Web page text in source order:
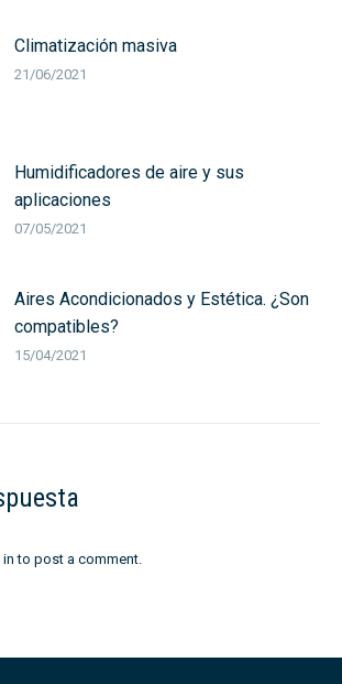
Climatización masiva
21/06/2021
Humidificadores de aire y sus
aplicaciones
07/05/2021
Aires Acondicionados y Estética. ¿Son
compatibles?
15/04/2021
to post a comment.